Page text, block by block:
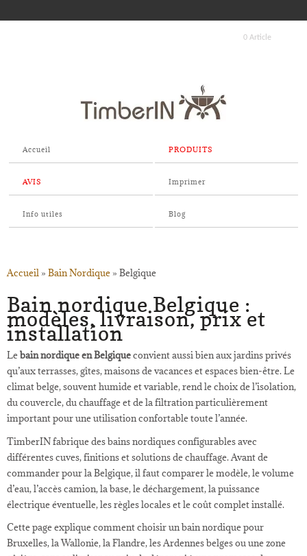
0 Article
Accueil PRODUITS
AVIS Imprimer
Info utiles Blog
Accueil » Bain Nordique » Belgique
Bain nordique Belgique :
modèles, livraison, prix et
installation
Lebain nordique en Belgiqueconvient aussi bien aux jardins privés
qu’aux terrasses, gîtes, maisons de vacances et espaces bien-être. Le
climat belge, souvent humide et variable, rend le choix de l’isolation,
du couvercle, du chauffage et de la filtration particulièrement
important pour une utilisation confortable toute l’année.
TimberIN fabrique des bains nordiques configurables avec
différentes cuves, finitions et solutions de chauffage. Avant de
commander pour la Belgique, il faut comparer le modèle, le volume
d’eau, l’accès camion, la base, le déchargement, la puissance
électrique éventuelle, les règles locales et le coût complet installé.
Cette page explique comment choisir un bain nordique pour
Bruxelles, la Wallonie, la Flandre, les Ardennes belges ou une zone